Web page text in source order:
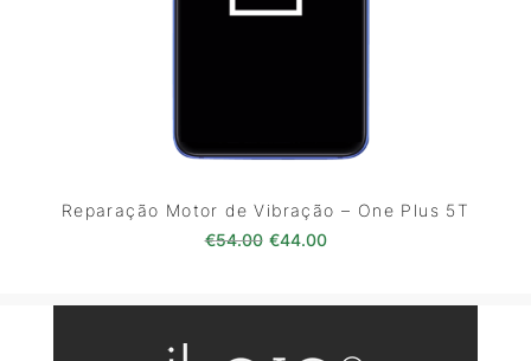
Reparação Motor de Vibração – One Plus 5T
€54.00 O preço original era: €54.00.
€44.00O preço atual é: